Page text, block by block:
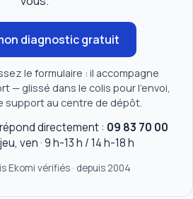
diagnostic gratuit
le formulaire : il accompagne
— glissé dans le colis pour l'envoi,
support au centre de dépôt.
directement : 09 83 70 00
ven · 9 h-13 h / 14 h-18 h
Ekomi vérifiés · depuis 2004